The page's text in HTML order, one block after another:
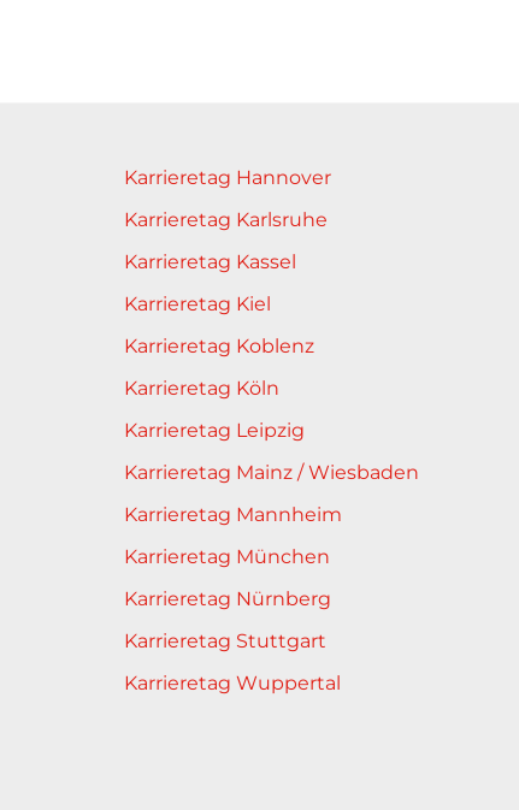
Karrieretag Hannover
Karrieretag Karlsruhe
Karrieretag Kassel
Karrieretag Kiel
Karrieretag Koblenz
Karrieretag Köln
Karrieretag Leipzig
Karrieretag Mainz / Wiesbaden
Karrieretag Mannheim
Karrieretag München
Karrieretag Nürnberg
Karrieretag Stuttgart
Karrieretag Wuppertal